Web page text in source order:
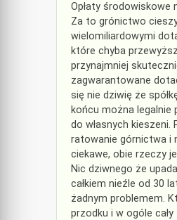
Opłaty środowiskowe
Za to grónictwo
wielomiliardowymi
które chyba
przynajmniej
zagwarantowane
się nie dziwię że
końcu można legalnie
do własnych kieszeni.
ratowanie górnictwa i
ciekawe, obie rzeczy
Nic dziwnego że
całkiem nieźle od 30
żadnym problemem.
przodku i w ogóle